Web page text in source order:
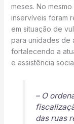
meses. No
inservíveis foram
em situação de
para unidades de
fortalecendo a
e assistência
– O
das ruas